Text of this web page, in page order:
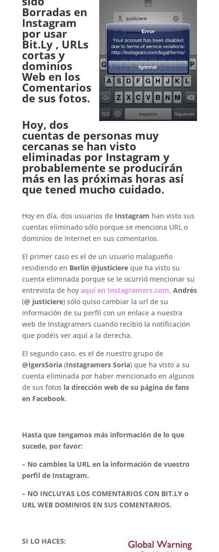
Borradas en
Instagram
por usar
Bit.Ly , URLs
cortas y
dominios
Web en los
Comentarios
de sus fotos.
Hoy, dos
cuentas de personas muy
cercanas se han visto
eliminadas por Instagram y
probablemente se producirán
más en las próximas horas así
que tened mucho cuidado.
Hoy en día, dos usuarios de Instagram han visto sus
cuentas eliminado sólo porque se menciona URL o
dominios de Internet en sus comentarios.
El primer caso es el de un usuario malagueño
residiendo en Berlin @justiciereque ha visto su
cuenta eliminada porque se le ocurrió mencionar su
entrevista de hoy aquí en Instagramers.com. Andrés
(@ justiciere) sólo quiso cambiar la url de su
información de su perfil con un enlace a nuestra
web de Instagramers cuando recibió la notificación
que podéis ver aquí a la derecha.
El segundo caso, es el de nuestro grupo de
@IgersSoria(Instagramers Soria) que ha visto a su
cuenta eliminada por haber mencionado en algunos
de sus fotos la dirección web de su página de fans
en Facebook.
Hasta que tengamos más información de lo que
sucede, por favor:
– No cambies la URL en la información de vuestro
perfil de Instagram.
– NO INCLUYAS LOS COMENTARIOS CON BIT.LY o
URL WEB DOMINIOS EN SUS COMENTARIOS.
SI LO HACES: